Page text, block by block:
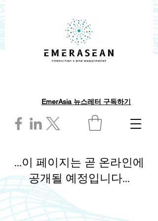
EmerAsia 뉴스레터 구독하기
...이 페이지는 곧 온라인에
공개될 예정입니다...